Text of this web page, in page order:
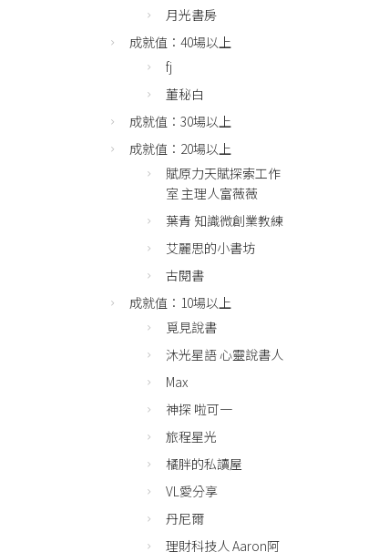
月光書房
成就值：40場以上
fj
董秘白
成就值：30場以上
成就值：20場以上
賦原力天賦探索工作
室 主理人富薇薇
葉青 知識微創業教練
艾麗思的小書坊
古閱書
成就值：10場以上
覓見說書
沐光星語 心靈說書人
Max
神探 啦可一
旅程星光
橘胖的私讀屋
VL愛分享
丹尼爾
理財科技人 Aaron阿